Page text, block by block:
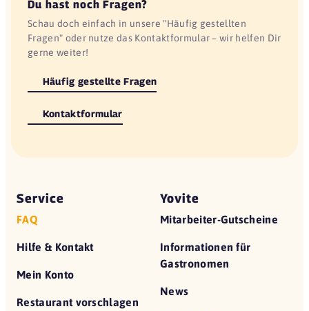
Du hast noch Fragen?
Schau doch einfach in unsere "Häufig gestellten
Fragen" oder nutze das Kontaktformular – wir helfen Dir
gerne weiter!
Häufig gestellte Fragen
Kontaktformular
Service
FAQ
Hilfe & Kontakt
Mein Konto
Restaurant vorschlagen
Yovite
Mitarbeiter-Gutscheine
Informationen für
Gastronomen
News